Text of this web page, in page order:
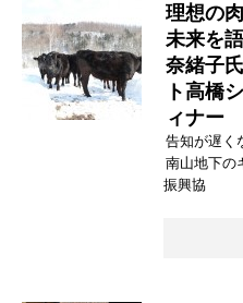
理想の
未来を
奈緒子
ト高橋
ィナー
告知が遅く
南山地下の
振興協